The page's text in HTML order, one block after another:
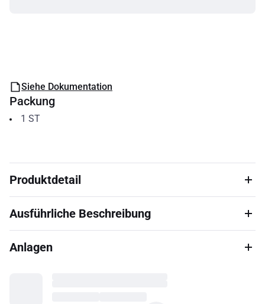
Siehe Dokumentation
Packung
1 ST
Produktdetail
Ausführliche Beschreibung
Anlagen